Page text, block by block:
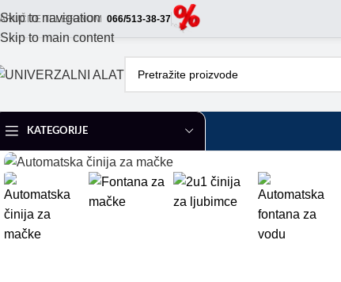
Skip to navigation
Skip to main content
TELEFONOM 066/513-38-37
KATEGORIJE